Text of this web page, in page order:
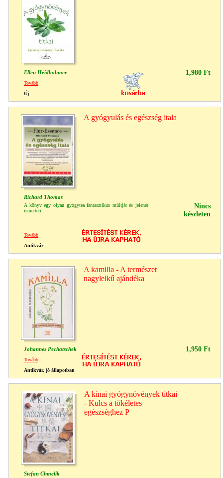
Ellen Heidböhmer 1,980 Ft
Tovább
Új
A gyógyulás és egészség itala
Richard Thomas
A könyv egy olyan gyógytea fantasztikus múltját és jelenét
ismerteti...
Nincs
készleten
Tovább
Antikvár
A kamilla - A természet
nagylelkű ajándéka
Johannes Pechatschek 1,950 Ft
Tovább
Antikvár, jó állapotban
A kínai gyógynövények titkai
- Kulcs a tökéletes
egészséghez P
Stefan Chmelik